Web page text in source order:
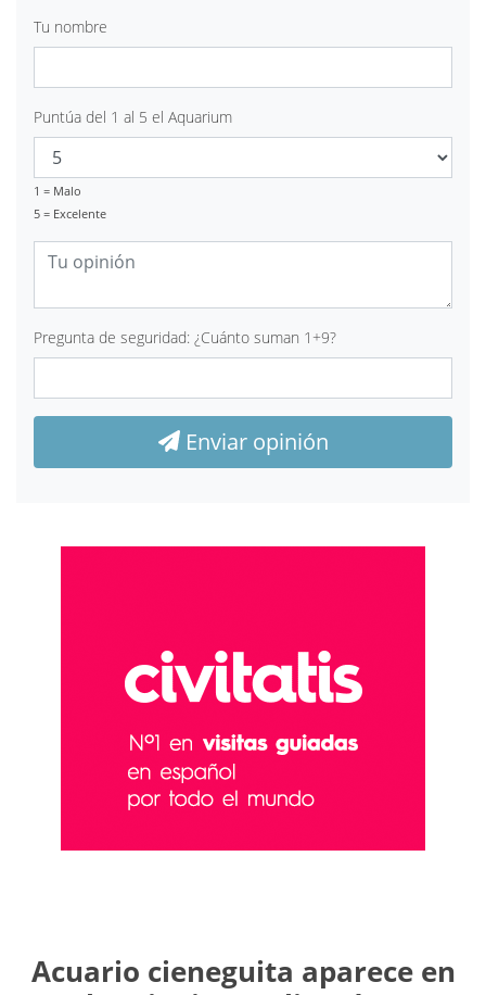
Tu nombre
Puntúa del 1 al 5 el Aquarium
1 = Malo
5 = Excelente
Pregunta de seguridad: ¿Cuánto suman 1+9?
Enviar opinión
Acuario cieneguita aparece en